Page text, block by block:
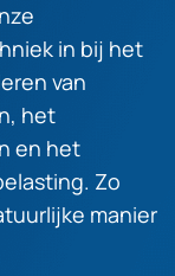
in bij het
van
het
en het
Zo
manier